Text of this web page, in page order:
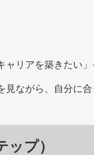
ャリアを築きたい
ながら、自分に合
プ）